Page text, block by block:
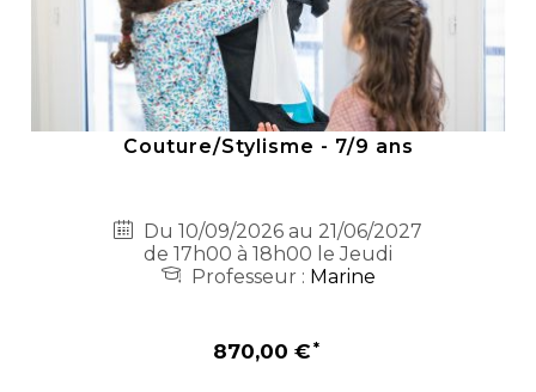
Couture/Stylisme - 7/9 ans
Du 10/09/2026 au 21/06/2027
de 17h00 à 18h00 le Jeudi
Professeur : Marine
870,00 €